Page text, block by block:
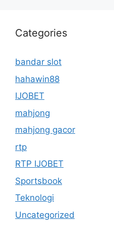
Categories
bandar slot
hahawin88
IJOBET
mahjong
mahjong gacor
rtp
RTP IJOBET
Sportsbook
Teknologi
Uncategorized